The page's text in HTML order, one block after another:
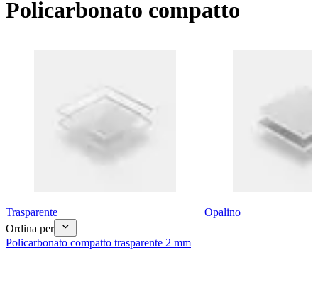
Policarbonato compatto
Trasparente
Opalino
Ordina per
Policarbonato compatto trasparente 2 mm